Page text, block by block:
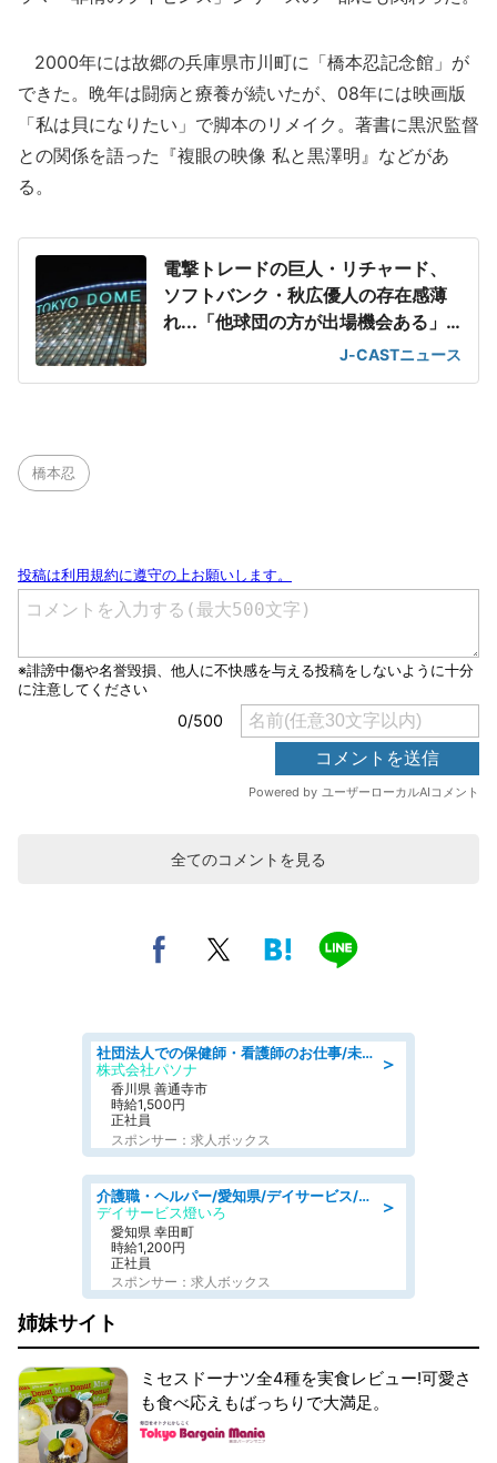
2000年には故郷の兵庫県市川町に「橋本忍記念館」が
できた。晩年は闘病と療養が続いたが、08年には映画版
「私は貝になりたい」で脚本のリメイク。著書に黒沢監督
との関係を語った『複眼の映像 私と黒澤明』などがあ
る。
電撃トレードの巨人・リチャード、
ソフトバンク・秋広優人の存在感薄
れ...「他球団の方が出場機会ある」
J-CASTニュース
橋本忍
全てのコメントを見る
＞
社団法人での保健師・看護師のお仕事/未経験OK/要資格:普通免許、保健師、正看護師
株式会社パソナ
香川県 善通寺市
時給1,500円
正社員
スポンサー：求人ボックス
＞
介護職・ヘルパー/愛知県/デイサービス/JR東海道本線 幸田/額田郡幸田町
デイサービス燈いろ
愛知県 幸田町
時給1,200円
正社員
スポンサー：求人ボックス
姉妹サイト
ミセスドーナツ全4種を実食レビュー!可愛さ
も食べ応えもばっちりで大満足。